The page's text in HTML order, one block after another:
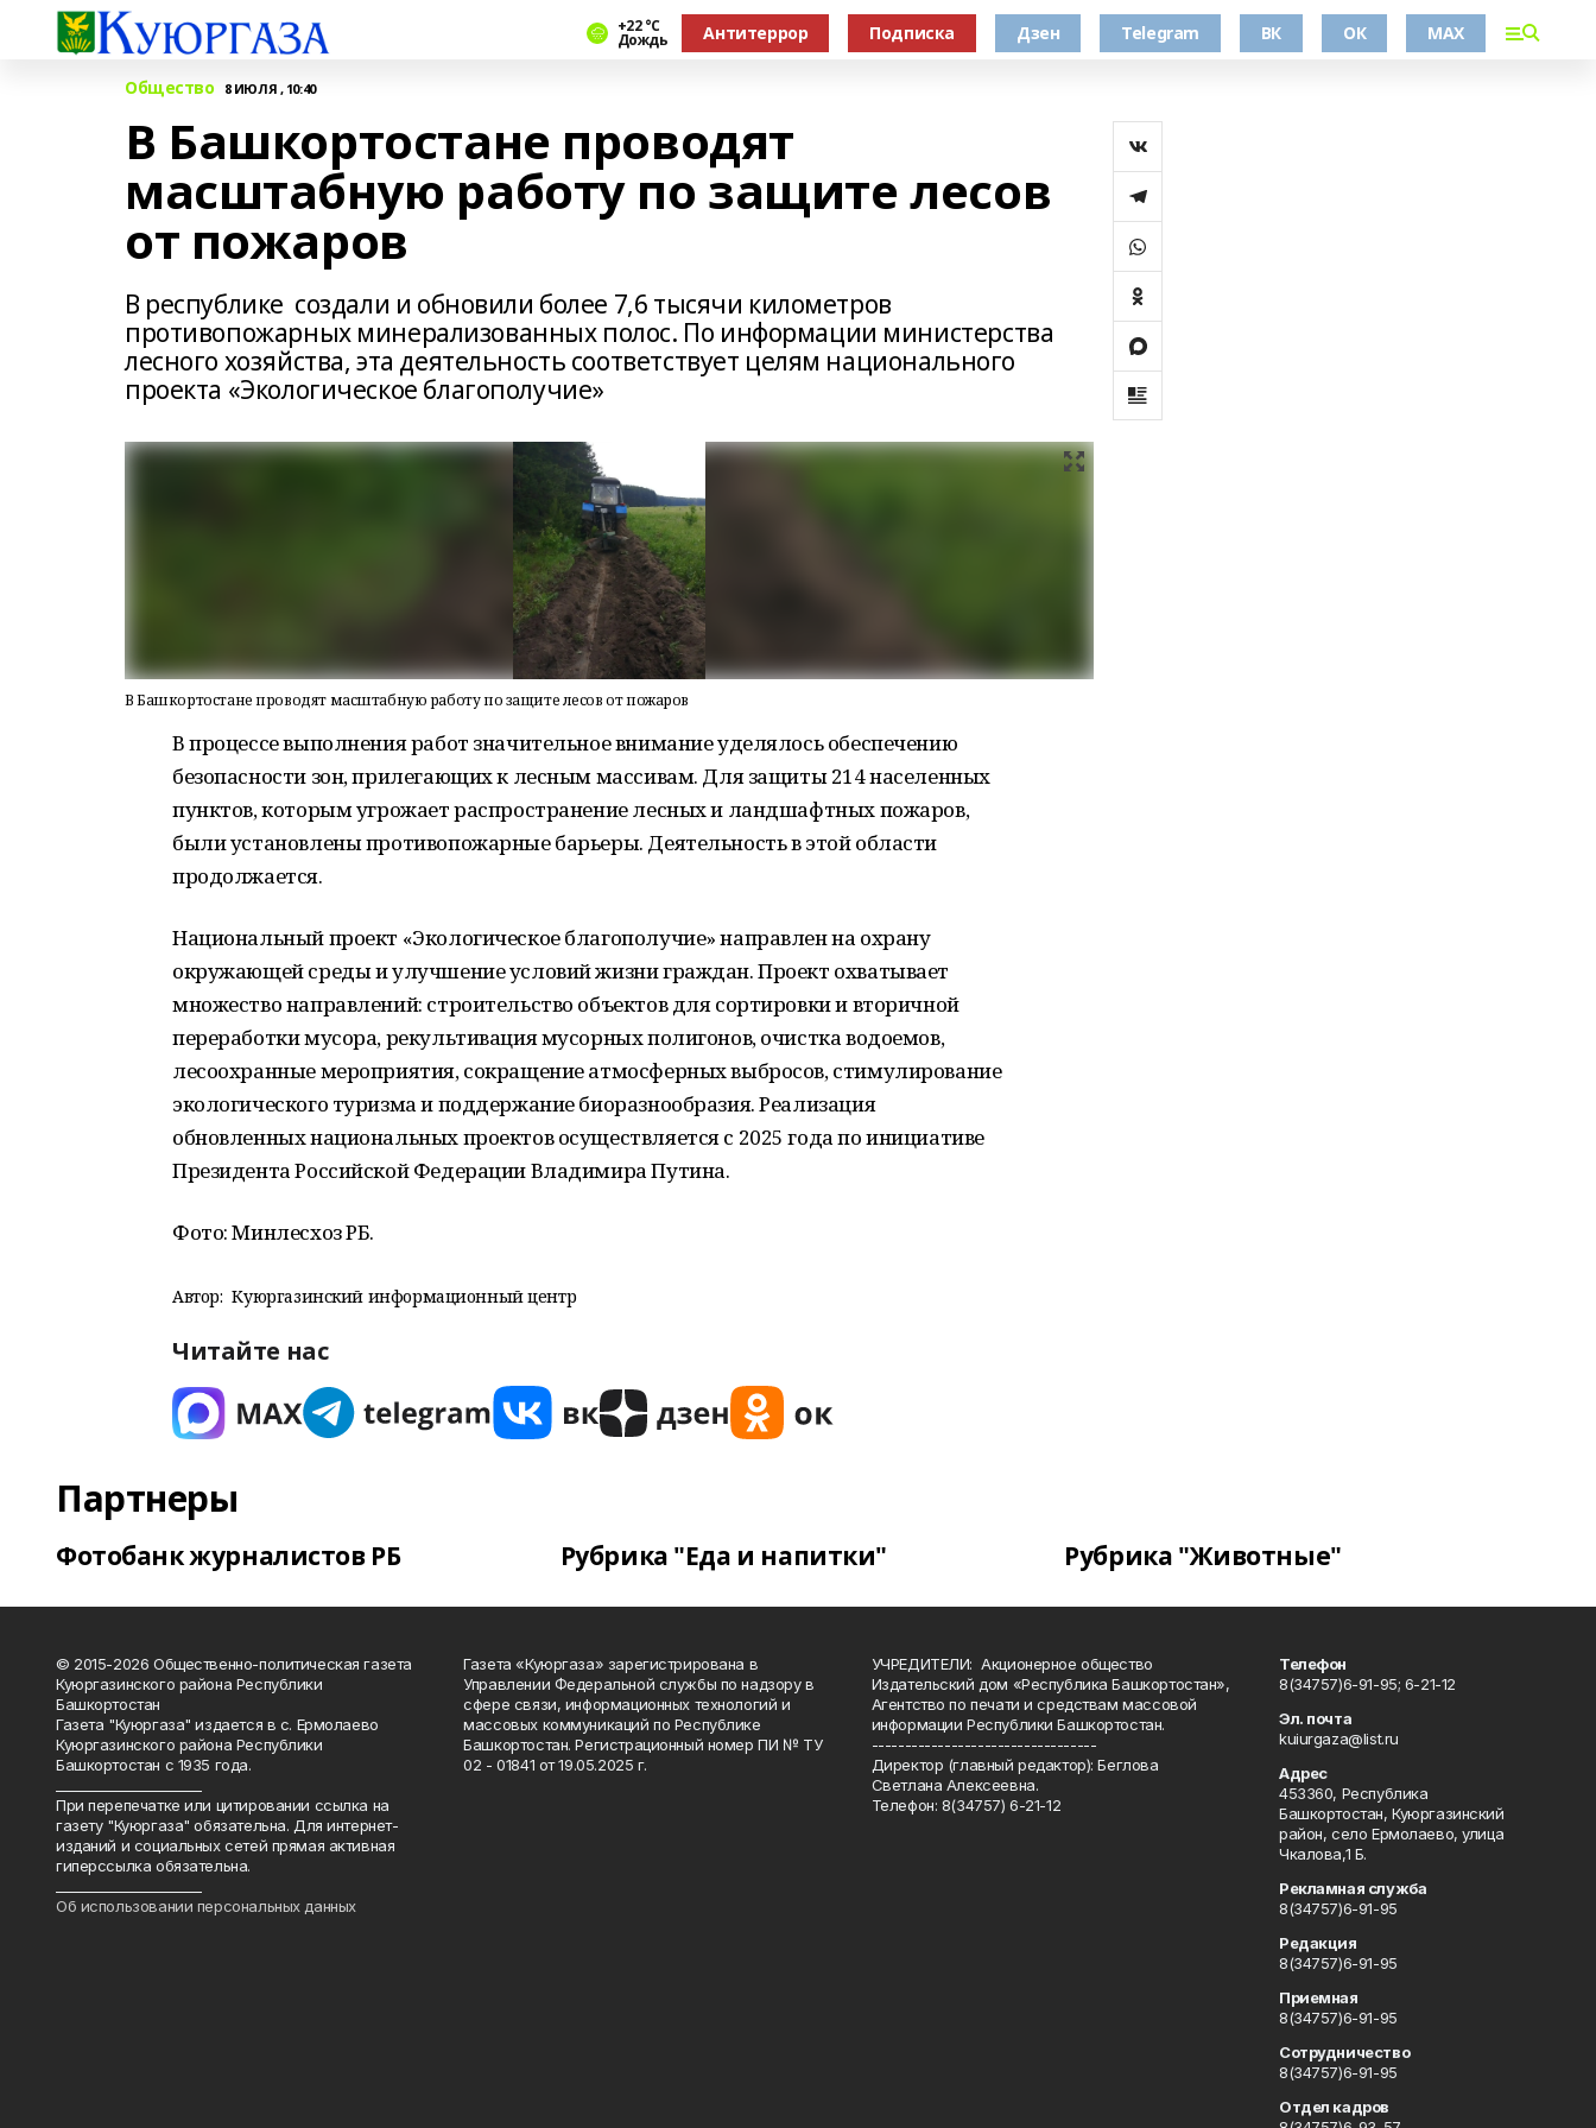
+22 °С
Дождь Антитеррор Подписка Дзен Telegram ВК ОК MAX
Общество 8 ИЮЛЯ , 10:40
В Башкортостане проводят
масштабную работу по защите лесов
от пожаров
В республике создали и обновили более 7,6 тысячи километров
противопожарных минерализованных полос. По информации министерства
лесного хозяйства, эта деятельность соответствует целям национального
проекта «Экологическое благополучие»
В Башкортостане проводят масштабную работу по защите лесов от пожаров
В процессе выполнения работ значительное внимание уделялось обеспечению
безопасности зон, прилегающих к лесным массивам. Для защиты 214 населенных
пунктов, которым угрожает распространение лесных и ландшафтных пожаров,
были установлены противопожарные барьеры. Деятельность в этой области
продолжается.
Национальный проект «Экологическое благополучие» направлен на охрану
окружающей среды и улучшение условий жизни граждан. Проект охватывает
множество направлений: строительство объектов для сортировки и вторичной
переработки мусора, рекультивация мусорных полигонов, очистка водоемов,
лесоохранные мероприятия, сокращение атмосферных выбросов, стимулирование
экологического туризма и поддержание биоразнообразия. Реализация
обновленных национальных проектов осуществляется с 2025 года по инициативе
Президента Российской Федерации Владимира Путина.
Фото: Минлесхоз РБ.
Автор: Куюргазинский информационный центр
Читайте нас
Партнеры
Фотобанк журналистов РБ Рубрика "Еда и напитки" Рубрика "Животные"
© 2015-2026 Общественно-политическая газета
Куюргазинского района Республики
Башкортостан
Газета "Куюргаза" издается в с. Ермолаево
Куюргазинского района Республики
Башкортостан с 1935 года.
При перепечатке или цитировании ссылка на
газету "Куюргаза" обязательна. Для интернет-
изданий и социальных сетей прямая активная
гиперссылка обязательна.
Об использовании персональных данных
Газета «Куюргаза» зарегистрирована в
Управлении Федеральной службы по надзору в
сфере связи, информационных технологий и
массовых коммуникаций по Республике
Башкортостан. Регистрационный номер ПИ № ТУ
02 - 01841 от 19.05.2025 г.
УЧРЕДИТЕЛИ: Акционерное общество
Издательский дом «Республика Башкортостан»,
Агентство по печати и средствам массовой
информации Республики Башкортостан.
----------------------------------
Директор (главный редактор): Беглова
Светлана Алексеевна.
Телефон: 8(34757) 6-21-12
Телефон
8(34757)6-91-95; 6-21-12
Эл. почта
kuiurgaza@list.ru
Адрес
453360, Республика
Башкортостан, Куюргазинский
район, село Ермолаево, улица
Чкалова,1 Б.
Рекламная служба
8(34757)6-91-95
Редакция
8(34757)6-91-95
Приемная
8(34757)6-91-95
Сотрудничество
8(34757)6-91-95
Отдел кадров